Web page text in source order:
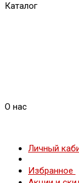
Каталог
О нас
Личный
Избранное